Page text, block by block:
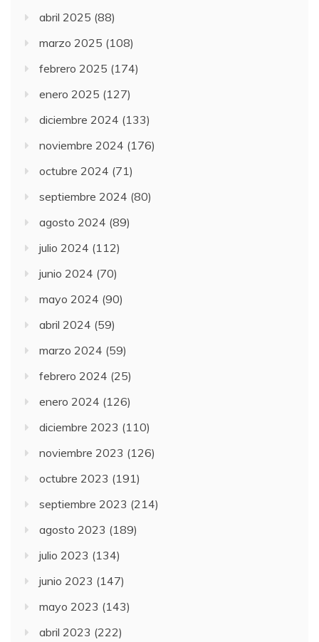
abril 2025 (88)
marzo 2025 (108)
febrero 2025 (174)
enero 2025 (127)
diciembre 2024 (133)
noviembre 2024 (176)
octubre 2024 (71)
septiembre 2024 (80)
agosto 2024 (89)
julio 2024 (112)
junio 2024 (70)
mayo 2024 (90)
abril 2024 (59)
marzo 2024 (59)
febrero 2024 (25)
enero 2024 (126)
diciembre 2023 (110)
noviembre 2023 (126)
octubre 2023 (191)
septiembre 2023 (214)
agosto 2023 (189)
julio 2023 (134)
junio 2023 (147)
mayo 2023 (143)
abril 2023 (222)